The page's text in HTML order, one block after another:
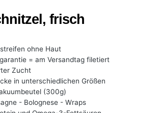
frisch
ohne Haut
= am Versandtag filetiert
Zucht
in unterschiedlichen Größen
(300g)
- Bolognese - Wraps